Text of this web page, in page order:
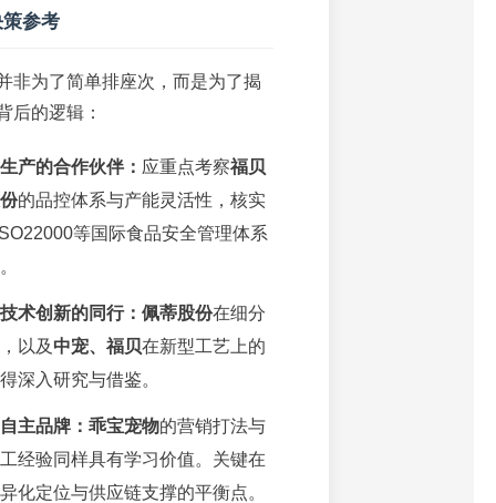
参考
非为了简单排座次，而是为了揭
后的逻辑：
产的合作伙伴： 应重点考察福贝
的品控体系与产能灵活性，核实
等国际食品安全管理体系
术创新的同行： 佩蒂股份在细分
以及 中宠、福贝在新型工艺上的
深入研究与借鉴。
主品牌： 乖宝宠物的营销打法与
经验同样具有学习价值。关键在
化定位与供应链支撑的平衡点。